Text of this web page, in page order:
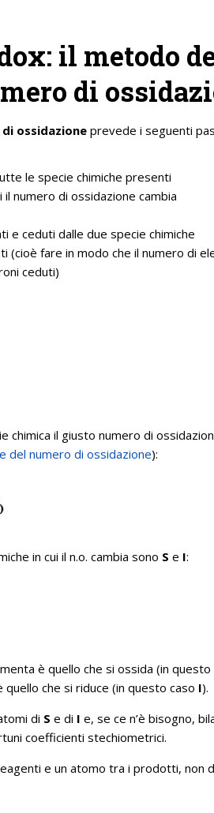
il metodo
di
ossidazione prevede i seguenti
le specie chimiche presenti
numero di ossidazione cambia
e ceduti dalle due specie chimiche
(cioè fare in modo che il numero di
ceduti)
chimica il giusto numero di
del numero di ossidazione):
in cui il n.o. cambia sono S e I:
è quello che si ossida (in questo
quello che si riduce (in questo caso I).
di S e di I e, se ce n’è bisogno,
coefficienti stechiometrici.
e un atomo tra i prodotti, non